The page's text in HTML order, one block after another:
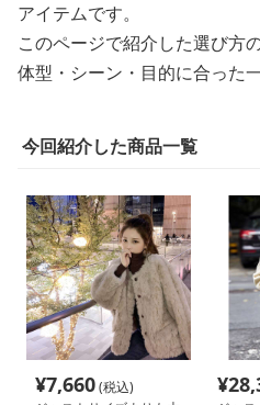
アイテムです。
このページで紹介した選び方
体型・シーン・目的に合った
今回紹介した商品一覧
¥7,660(税込)
¥